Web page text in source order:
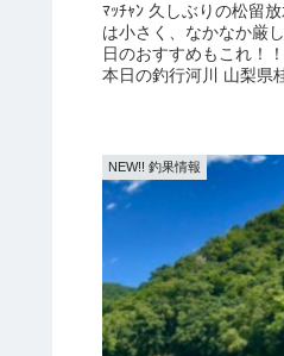
ﾏｯﾁｬﾝ 久しぶりの松留
は小さく、なかなか厳
日のおすすめもこれ！
本日の釣行河川 山梨県
NEW!! 釣果情報